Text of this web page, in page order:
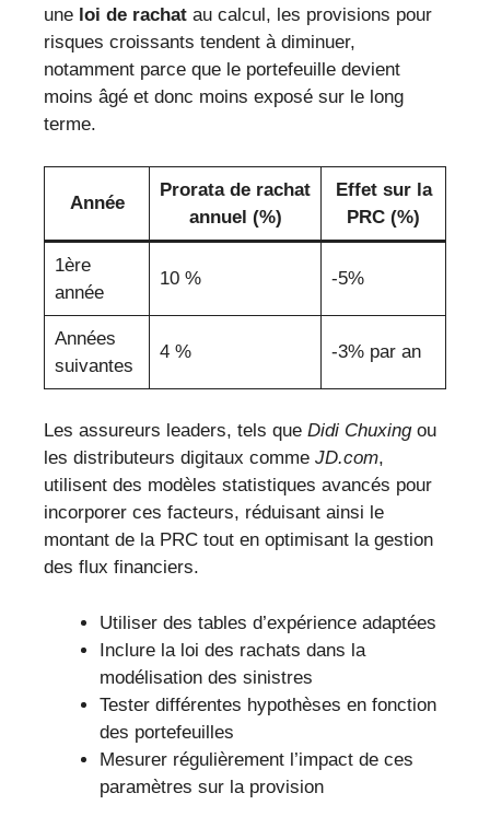
une loi de rachat au calcul, les provisions pour
risques croissants tendent à diminuer,
notamment parce que le portefeuille devient
moins âgé et donc moins exposé sur le long
terme.
Année
Prorata de rachat
annuel (%)
Effet sur la
PRC (%)
1ère
année
10 % -5%
Années
suivantes
4 % -3% par an
Les assureurs leaders, tels que Didi Chuxingou
les distributeurs digitaux comme JD.com,
utilisent des modèles statistiques avancés pour
incorporer ces facteurs, réduisant ainsi le
montant de la PRC tout en optimisant la gestion
des flux financiers.
Utiliser des tables d’expérience adaptées
Inclure la loi des rachats dans la
modélisation des sinistres
Tester différentes hypothèses en fonction
des portefeuilles
Mesurer régulièrement l’impact de ces
paramètres sur la provision